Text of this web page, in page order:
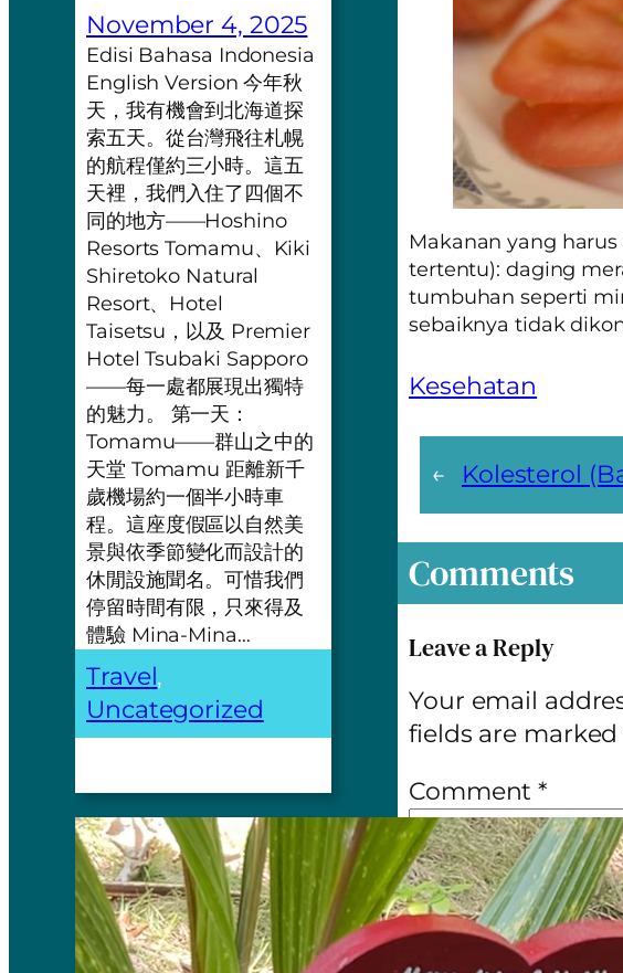
November 4, 2025
Edisi Bahasa Indonesia
English Version 今年秋
天，我有機會到北海道探
索五天。從台灣飛往札幌
的航程僅約三小時。這五
天裡，我們入住了四個不
同的地方——Hoshino
Resorts Tomamu、Kiki
Shiretoko Natural
Resort、Hotel
Taisetsu，以及 Premier
Hotel Tsubaki Sapporo
——每一處都展現出獨特
的魅力。 第一天：
Tomamu——群山之中的
天堂 Tomamu 距離新千
歲機場約一個半小時車
程。這座度假區以自然美
景與依季節變化而設計的
休閒設施聞名。可惜我們
停留時間有限，只來得及
體驗 Mina-Mina…
Travel
Uncategorized
Makanan yang
tertentu): daging
tumbuhan seperti
sebaiknya tidak
Kesehatan
← Kolesterol
Comments
Leave a Reply
Your email
fields are
Comment*